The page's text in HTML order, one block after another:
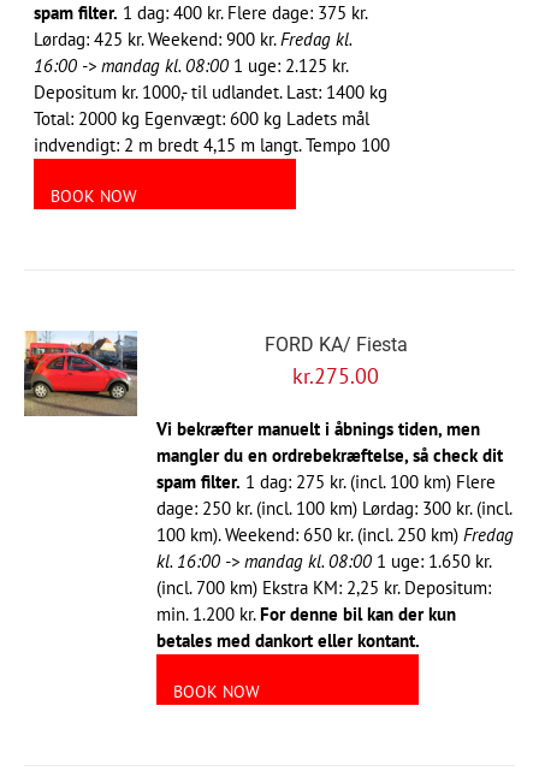
spam filter. 1 dag: 400 kr. Flere dage: 375 kr.
Lørdag: 425 kr. Weekend: 900 kr.Fredag kl.
16:00 -> mandag kl. 08:00 1 uge: 2.125 kr.
Depositum kr. 1000,- til udlandet. Last: 1400 kg
Total: 2000 kg Egenvægt: 600 kg Ladets mål
indvendigt: 2 m bredt 4,15 m langt. Tempo 100
BOOK NOW
FORD KA/ Fiesta
kr.275.00
Vi bekræfter manuelt i åbnings tiden, men
mangler du en ordrebekræftelse, så check dit
spam filter. 1 dag: 275 kr. (incl. 100 km) Flere
dage: 250 kr. (incl. 100 km) Lørdag: 300 kr. (incl.
100 km). Weekend: 650 kr. (incl. 250 km)Fredag
kl. 16:00 -> mandag kl. 08:00 1 uge: 1.650 kr.
(incl. 700 km) Ekstra KM: 2,25 kr. Depositum:
min. 1.200 kr.For denne bil kan der kun
betales med dankort eller kontant.
BOOK NOW